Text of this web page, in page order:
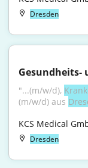
Dresden
Gesundheits-
"...(m/w/d),
(m/w/d) aus
KCS Medical
Dresden